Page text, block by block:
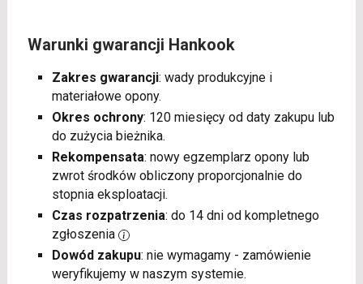
Warunki gwarancji Hankook
Zakres gwarancji: wady produkcyjne i
materiałowe opony.
Okres ochrony: 120 miesięcy od daty zakupu lub
do zużycia bieżnika.
Rekompensata: nowy egzemplarz opony lub
zwrot środków obliczony proporcjonalnie do
stopnia eksploatacji.
Czas rozpatrzenia: do 14 dni od kompletnego
zgłoszenia
Dowód zakupu: nie wymagamy - zamówienie
weryfikujemy w naszym systemie.